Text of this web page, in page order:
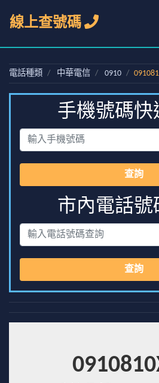
線上查號碼
電話種類 中華電信 0910
手機號碼快
查詢
市內電話號
查詢